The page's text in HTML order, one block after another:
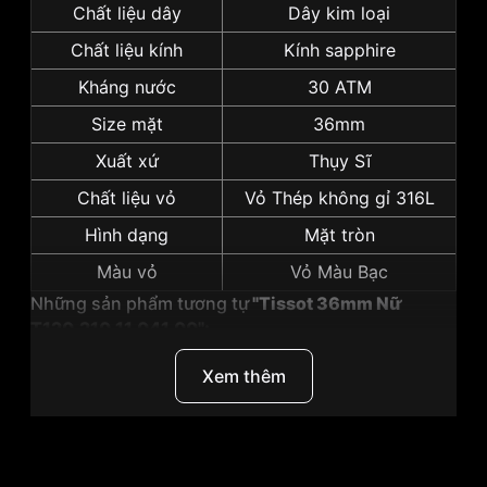
Chất liệu dây
Dây kim loại
Chất liệu kính
Kính sapphire
Kháng nước
30 ATM
Size mặt
36mm
Xuất xứ
Thụy Sĩ
Chất liệu vỏ
Vỏ Thép không gỉ 316L
Hình dạng
Mặt tròn
Màu vỏ
Vỏ Màu Bạc
Những sản phẩm tương tự"Tissot 36mm Nữ
Xem thêm